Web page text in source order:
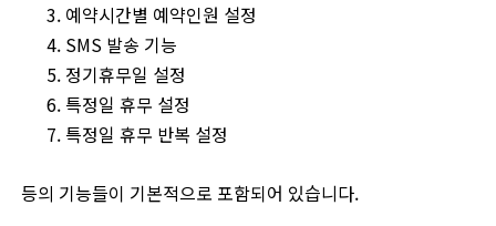
예약시간별 예약인원 설정
SMS 발송 기능
정기휴무일 설정
특정일 휴무 설정
특정일 휴무 반복 설정
등의 기능들이 기본적으로 포함되어 있습니다.